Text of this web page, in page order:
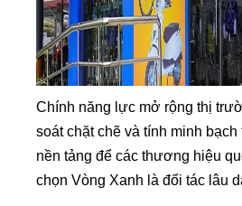
Chính năng lực mở rộng thị
soát chặt chẽ và tính minh bạch
nền tảng để các thương hiệu
chọn Vòng Xanh là đối tác lâu